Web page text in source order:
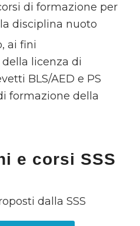
di formazione per
disciplina nuoto
ai fini
licenza di
BLS/AED e PS
formazione della
e corsi SSS
dalla SSS